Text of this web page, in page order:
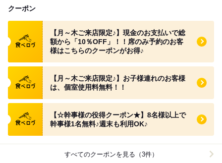
クーポン
食べログ クーポン
【月～木ご来店限定♪】現金のお支払いで総
額から「10％OFF」！！席のみ予約のお客
様はこちらのクーポンがお得♪
食べログ クーポン
【月～木ご来店限定♪】お子様連れのお客様
は、個室使用料無料！！
食べログ クーポン
【☆幹事様の役得クーポン★】8名様以上で
幹事様1名無料♪週末も利用OK♪
すべてのクーポンを見る（3件）